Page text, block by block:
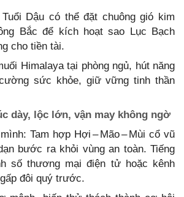
Dậu có thể đặt chuông gió kim
Bắc để kích hoạt sao Lục Bạch
cho tiền tài.
Himalaya tại phòng ngủ, hút năng
sức khỏe, giữ vững tinh thần
dày, lộc lớn, vận may không ngờ
Tam hợp Hợi – Mão – Mùi cổ vũ
bước ra khỏi vùng an toàn. Tiếng
số thương mại điện tử hoặc kênh
đôi quý trước.